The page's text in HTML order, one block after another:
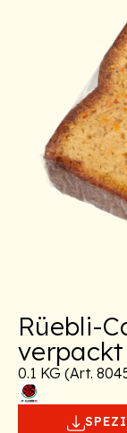
Rüebli-
0.1 KG (Art.